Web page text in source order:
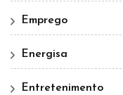
Emprego
Energisa
Entretenimento